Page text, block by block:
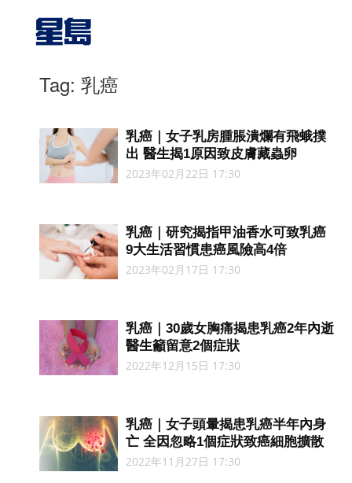
Tag: 乳癌
乳癌｜女子乳房腫脹潰爛有飛蛾撲
出 醫生揭1原因致皮膚藏蟲卵
2023年02月22日 17:30
乳癌｜研究揭指甲油香水可致乳癌
9大生活習慣患癌風險高4倍
2023年02月17日 17:30
乳癌｜30歲女胸痛揭患乳癌2年內逝
醫生籲留意2個症狀
2022年12月15日 17:30
乳癌｜女子頭暈揭患乳癌半年內身
亡 全因忽略1個症狀致癌細胞擴散
2022年11月27日 17:30